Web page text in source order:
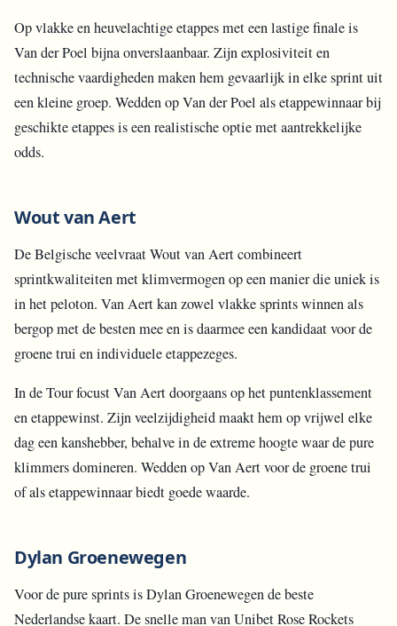
Op vlakke en heuvelachtige etappes met een lastige finale is
Van der Poel bijna onverslaanbaar. Zijn explosiviteit en
technische vaardigheden maken hem gevaarlijk in elke sprint uit
een kleine groep. Wedden op Van der Poel als etappewinnaar bij
geschikte etappes is een realistische optie met aantrekkelijke
odds.
Wout van Aert
De Belgische veelvraat Wout van Aert combineert
sprintkwaliteiten met klimvermogen op een manier die uniek is
in het peloton. Van Aert kan zowel vlakke sprints winnen als
bergop met de besten mee en is daarmee een kandidaat voor de
groene trui en individuele etappezeges.
In de Tour focust Van Aert doorgaans op het puntenklassement
en etappewinst. Zijn veelzijdigheid maakt hem op vrijwel elke
dag een kanshebber, behalve in de extreme hoogte waar de pure
klimmers domineren. Wedden op Van Aert voor de groene trui
of als etappewinnaar biedt goede waarde.
Dylan Groenewegen
Voor de pure sprints is Dylan Groenewegen de beste
Nederlandse kaart. De snelle man van Unibet Rose Rockets